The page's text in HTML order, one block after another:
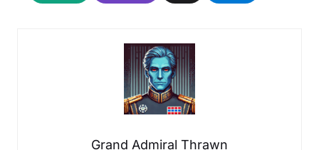
Grand Admiral Thrawn